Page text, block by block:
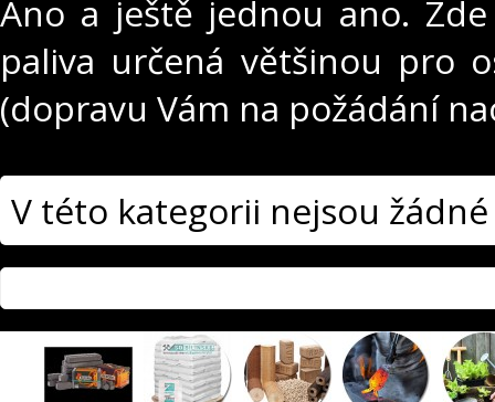
Ano a ještě jednou ano.
paliva určená většinou pro
(dopravu Vám na požádání
V této kategorii nejsou